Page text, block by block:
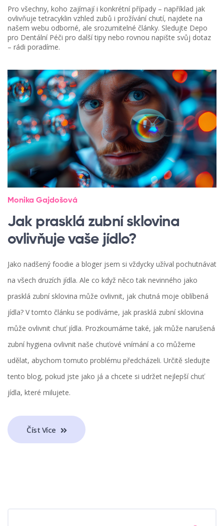
Pro všechny, koho zajímají i konkrétní případy – například jak
ovlivňuje tetracyklin vzhled zubů i prožívání chutí, najdete na
našem webu odborné, ale srozumitelné články. Sledujte Depo
pro Dentální Péči pro další tipy nebo rovnou napište svůj dotaz
– rádi poradíme.
Monika Gajdošová
Jak prasklá zubní sklovina
ovlivňuje vaše jídlo?
Jako nadšený foodie a bloger jsem si vždycky užíval pochutnávat
na všech druzích jídla. Ale co když něco tak nevinného jako
prasklá zubní sklovina může ovlivnit, jak chutná moje oblíbená
jídla? V tomto článku se podíváme, jak prasklá zubní sklovina
může ovlivnit chuť jídla. Prozkoumáme také, jak může narušená
zubní hygiena ovlivnit naše chuťové vnímání a co můžeme
udělat, abychom tomuto problému předcházeli. Určitě sledujte
tento blog, pokud jste jako já a chcete si udržet nejlepší chuť
jídla, které milujete.
Číst Více